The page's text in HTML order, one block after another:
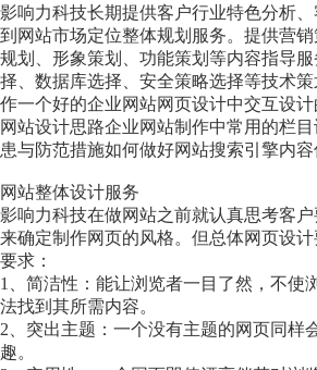
影响力科技长期提供客户行业特色分析
到网站市场定位整体规划服务。提供营
规划、形象策划、功能策划等内容指导
择、数据库选择、安全策略选择等技术
作一个好的企业网站网页设计中交互设
网站设计思路企业网站制作中常用的栏
患与防范措施如何做好网站搜索引擎内
网站整体设计服务
影响力科技在做网站之前就认真思考客
来确定制作网页的风格。但总体网页设
要求：
1、简洁性：能让浏览者一目了然，不使
法找到其所需内容。
2、突出主题：一个没有主题的网页同样
趣。